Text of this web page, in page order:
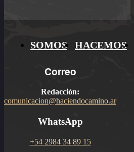
SOMOS HACEMOS
Correo
Redacción:
comunicacion@haciendocamino.ar
WhatsApp
+54 2984 34 89 15